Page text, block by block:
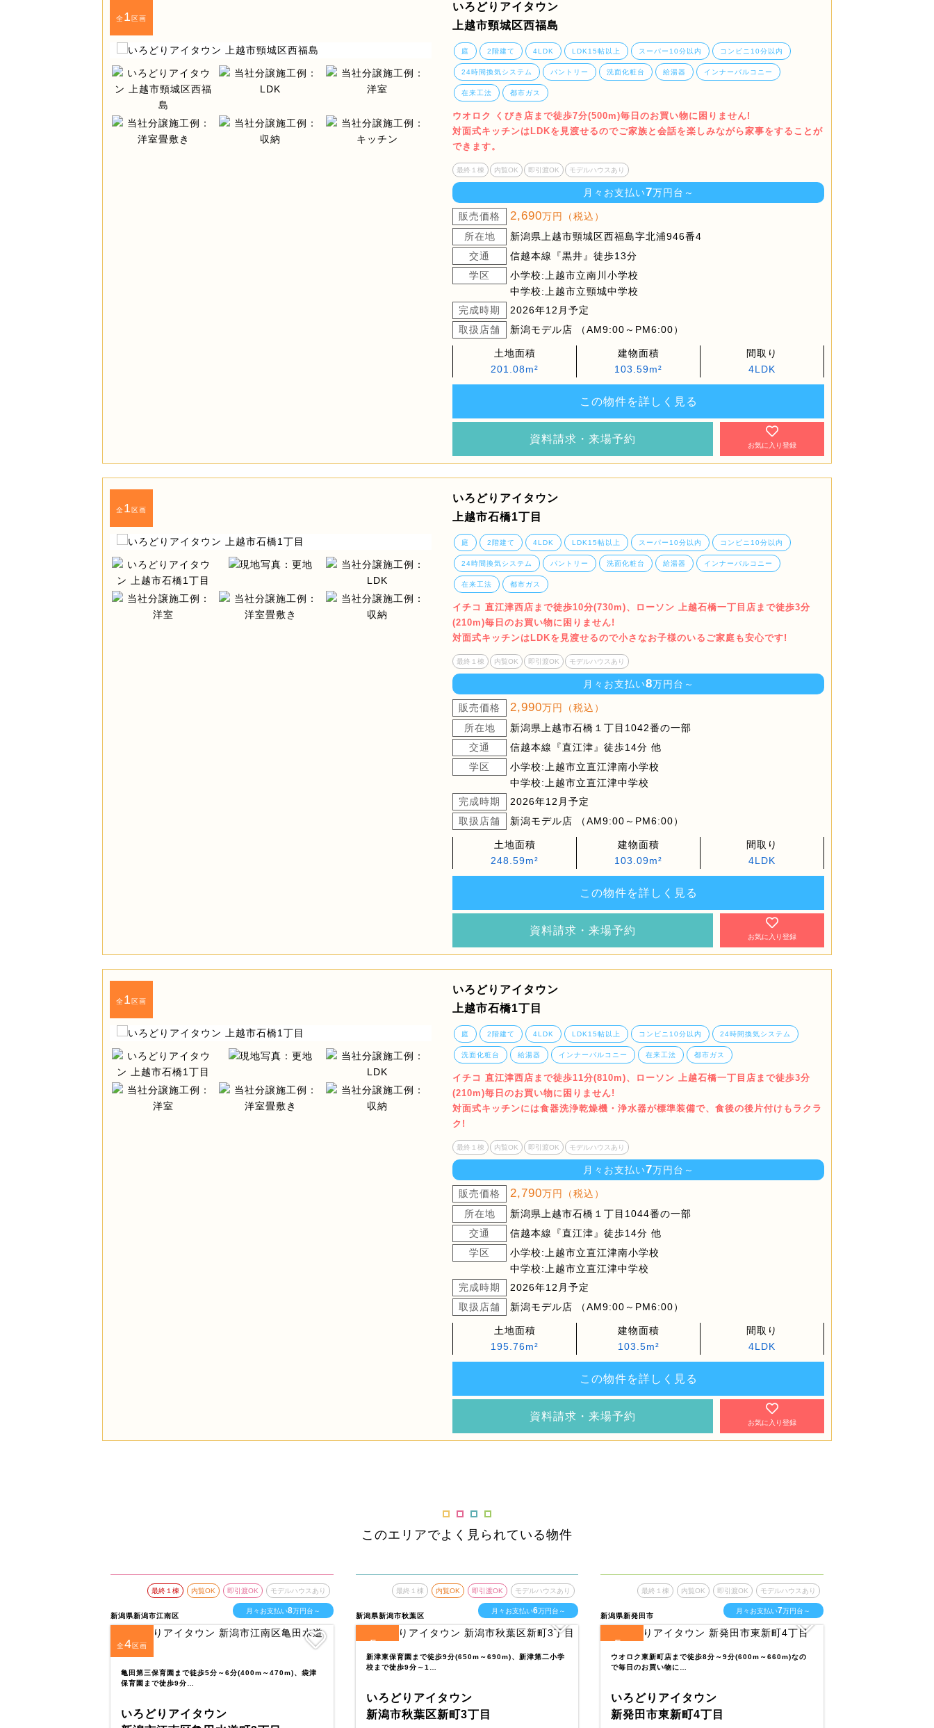
全1区画
いろどりアイタウン
上越市頸城区西福島
庭 2階建て 4LDK LDK15帖以上 スーパー10分以内 コンビニ10分以内
24時間換気システム パントリー 洗面化粧台 給湯器 インナーバルコニー
在来工法 都市ガス
ウオロク くびき店まで徒歩7分(500m)毎日のお買い物に困りません!
対面式キッチンはLDKを見渡せるのでご家族と会話を楽しみながら家事をすることが
できます。
最終１棟 内覧OK 即引渡OK モデルハウスあり
月々お支払い7万円台～
販売価格 2,690万円（税込）
所在地
新潟県上越市頸城区西福島字北浦946番4
交通
信越本線『黒井』徒歩13分
学区
小学校:上越市立南川小学校
中学校:上越市立頸城中学校
完成時期
2026年12月予定
取扱店舗
新潟モデル店 （AM9:00～PM6:00）
土地面積
201.08m²
建物面積
103.59m²
間取り
4LDK
この物件を詳しく見る
資料請求・来場予約
お気に入り登録
全1区画
いろどりアイタウン
上越市石橋1丁目
庭 2階建て 4LDK LDK15帖以上 スーパー10分以内 コンビニ10分以内
24時間換気システム パントリー 洗面化粧台 給湯器 インナーバルコニー
在来工法 都市ガス
イチコ 直江津西店まで徒歩10分(730m)、ローソン 上越石橋一丁目店まで徒歩3分
(210m)毎日のお買い物に困りません!
対面式キッチンはLDKを見渡せるので小さなお子様のいるご家庭も安心です!
最終１棟 内覧OK 即引渡OK モデルハウスあり
月々お支払い8万円台～
販売価格 2,990万円（税込）
所在地
新潟県上越市石橋１丁目1042番の一部
交通
信越本線『直江津』徒歩14分 他
学区
小学校:上越市立直江津南小学校
中学校:上越市立直江津中学校
完成時期
2026年12月予定
取扱店舗
新潟モデル店 （AM9:00～PM6:00）
土地面積
248.59m²
建物面積
103.09m²
間取り
4LDK
この物件を詳しく見る
資料請求・来場予約
お気に入り登録
全1区画
いろどりアイタウン
上越市石橋1丁目
庭 2階建て 4LDK LDK15帖以上 コンビニ10分以内 24時間換気システム
洗面化粧台 給湯器 インナーバルコニー 在来工法 都市ガス
イチコ 直江津西店まで徒歩11分(810m)、ローソン 上越石橋一丁目店まで徒歩3分
(210m)毎日のお買い物に困りません!
対面式キッチンには食器洗浄乾燥機・浄水器が標準装備で、食後の後片付けもラクラ
ク!
最終１棟 内覧OK 即引渡OK モデルハウスあり
月々お支払い7万円台～
販売価格 2,790万円（税込）
所在地
新潟県上越市石橋１丁目1044番の一部
交通
信越本線『直江津』徒歩14分 他
学区
小学校:上越市立直江津南小学校
中学校:上越市立直江津中学校
完成時期
2026年12月予定
取扱店舗
新潟モデル店 （AM9:00～PM6:00）
土地面積
195.76m²
建物面積
103.5m²
間取り
4LDK
この物件を詳しく見る
資料請求・来場予約
お気に入り登録
このエリアでよく見られている物件
新潟県新潟市江南区
最終１棟 内覧OK 即引渡OK モデルハウスあり
月々お支払い8万円台～
全4区画
亀田第三保育園まで徒歩5分～6分(400m～470m)、袋津
保育園まで徒歩9分…
いろどりアイタウン
新潟県新潟市秋葉区
最終１棟 内覧OK 即引渡OK モデルハウスあり
月々お支払い6万円台～
5
新津東保育園まで徒歩9分(650m～690m)、新津第二小学
校まで徒歩9分～1…
いろどりアイタウン
新潟市秋葉区新町3丁目
新潟県新発田市
最終１棟 内覧OK 即引渡OK モデルハウスあり
月々お支払い7万円台～
5
ウオロク東新町店まで徒歩8分～9分(600m～660m)なの
で毎日のお買い物に…
いろどりアイタウン
新発田市東新町4丁目